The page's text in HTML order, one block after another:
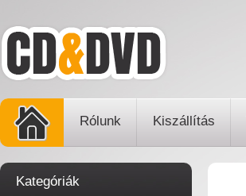
Rólunk Kiszállítás
Kategóriák